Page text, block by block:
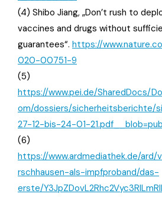
(4) Shibo Jiang, „Don’t rush to
vaccines and drugs without
guarantees“. https://
020-00751-9
(5)
https://www.pei.de/SharedDocs/
om/dossiers/sicherheitsberichte/
27-12-bis-24-01-
(6)
https://www.ardmediathek.de/ard/
rschhausen-als-impfproband/das-
erste/